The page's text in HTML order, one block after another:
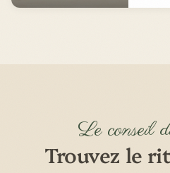
Le conseil
Trouvez le